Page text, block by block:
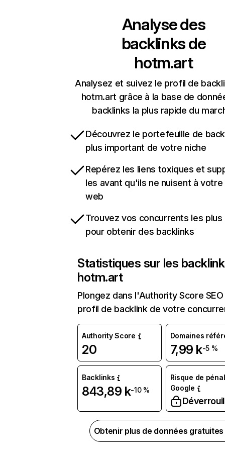
Analyse des
backlinks de
hotm.art
Analysez et suivez le profil de
hotm.art grâce à la base de
backlinks la plus rapide du
Découvrez le portefeuille de
plus important de votre niche
Repérez les liens toxiques et
les avant qu'ils ne nuisent à
web
Trouvez vos concurrents les
pour obtenir des backlinks
Statistiques sur les
hotm.art
Plongez dans l'Authority Score
profil de backlink de votre
Authority Score
20
Domaines
7,99 k-5 %
Backlinks
843,89 k-10 %
Risque de
Google
Obtenir plus de données